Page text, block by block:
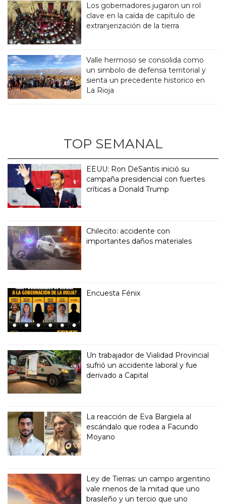
Los gobernadores jugaron un rol
clave en la caída de capítulo de
extranjerización de la tierra
Valle hermoso se consolida como
un simbolo de defensa territorial y
sienta un precedente historico en
La Rioja
TOP SEMANAL
EEUU: Ron DeSantis inició su
campaña presidencial con fuertes
críticas a Donald Trump
Chilecito: accidente con
importantes daños materiales
Encuesta Fénix
Un trabajador de Vialidad Provincial
sufrió un accidente laboral y fue
derivado a Capital
La reacción de Eva Bargiela al
escándalo que rodea a Facundo
Moyano
Ley de Tierras: un campo argentino
vale menos de la mitad que uno
brasileño y un tercio que uno